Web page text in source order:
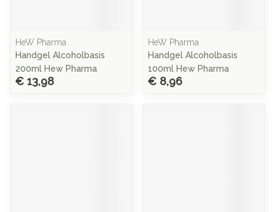
HeW Pharma
Handgel Alcoholbasis
200ml Hew Pharma
€ 13,98
HeW Pharma
Handgel Alcoholbasis
100ml Hew Pharma
€ 8,96